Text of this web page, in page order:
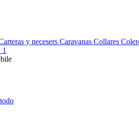
y necesers Caravanas Collares